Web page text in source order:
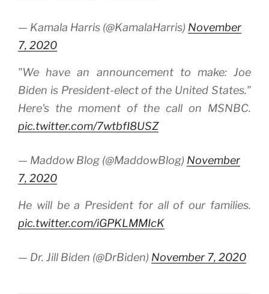
— Kamala Harris (@KamalaHarris) November
7, 2020
"We have an announcement to make: Joe
Biden is President-elect of the United States."
Here's the moment of the call on MSNBC.
pic.twitter.com/7wtbfI8USZ
— Maddow Blog (@MaddowBlog) November
7, 2020
He will be a President for all of our families.
pic.twitter.com/iGPKLMMIcK
— Dr. Jill Biden (@DrBiden) November 7, 2020